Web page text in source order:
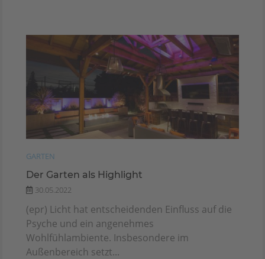
GARTEN
Der Garten als Highlight
30.05.2022
(epr) Licht hat entscheidenden Einfluss auf die
Psyche und ein angenehmes
Wohlfühlambiente. Insbesondere im
Außenbereich setzt...